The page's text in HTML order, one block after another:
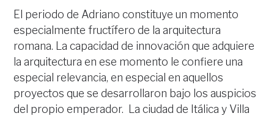
El periodo de Adriano constituye un momento
especialmente fructífero de la arquitectura
romana. La capacidad de innovación que adquiere
la arquitectura en ese momento le confiere una
especial relevancia, en especial en aquellos
proyectos que se desarrollaron bajo los auspicios
del propio emperador. La ciudad de Itálica y Villa